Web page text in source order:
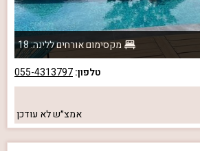
מקסימום אורחים ללינה: 18
טלפון:055-4313797
אמצ״שלא עודכן